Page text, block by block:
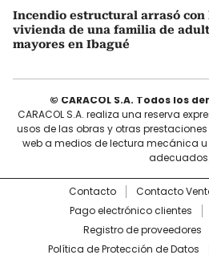
Incendio estructural arrasó con
vivienda de una familia de
mayores en Ibagué
© CARACOL S.A. Todos los
CARACOL S.A. realiza una reserva
usos de las obras y otras
web a medios de lectura mecánica
adecuados.
Contacto Contacto
Pago electrónico clientes
Registro de proveedores
Política de Protección de Datos